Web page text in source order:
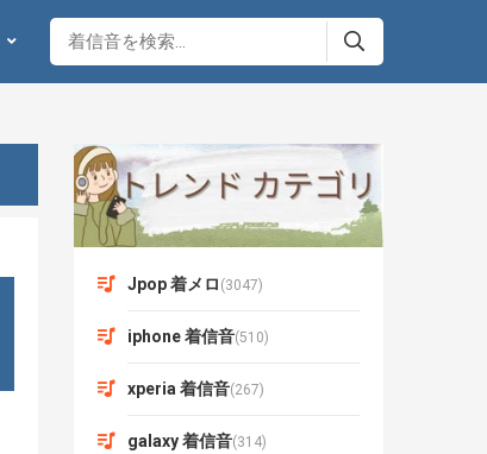
Jpop 着メロ (3047)
iphone 着信音(510)
xperia 着信音(267)
galaxy 着信音(314)